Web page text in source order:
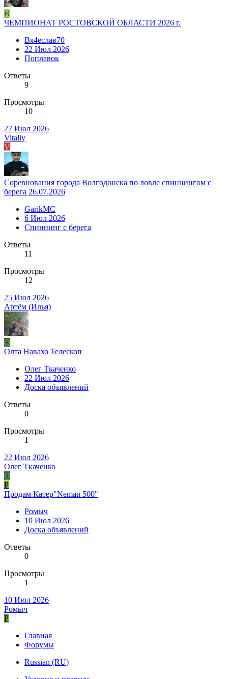
В
ЧЕМПИОНАТ РОСТОВСКОЙ ОБЛАСТИ 2026 г.
Вя4еслав70
22 Июл 2026
Поплавок
Ответы
9
Просмотры
10
27 Июл 2026
Vitaliy
V
Соревнования города Волгодонска по ловле спиннингом с
берега 26.07.2026
GarikMC
6 Июл 2026
Спиннинг с берега
Ответы
11
Просмотры
12
25 Июл 2026
Артём (Илья)
О
Олта Навахо Телескоп
Олег Ткаченко
22 Июл 2026
Доска объявлений
Ответы
0
Просмотры
1
22 Июл 2026
Олег Ткаченко
О
Р
Продам Катер"Neman 500"
Ромыч
10 Июл 2026
Доска объявлений
Ответы
0
Просмотры
1
10 Июл 2026
Ромыч
Р
Главная
Форумы
Russian (RU)